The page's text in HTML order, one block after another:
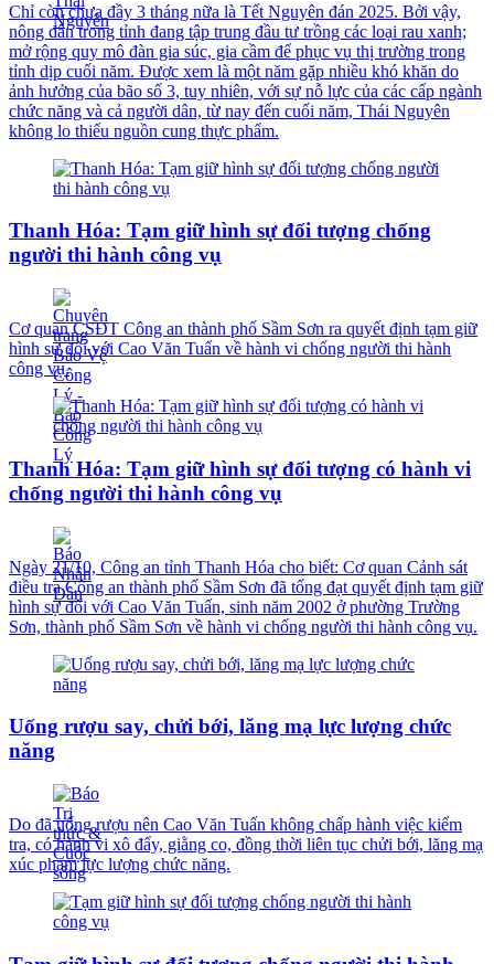
Chỉ còn chưa đầy 3 tháng nữa là Tết Nguyên đán 2025. Bởi vậy,
nông dân trong tỉnh đang tập trung đầu tư trồng các loại rau xanh;
mở rộng quy mô đàn gia súc, gia cầm để phục vụ thị trường trong
tỉnh dịp cuối năm. Được xem là một năm gặp nhiều khó khăn do
ảnh hưởng của bão số 3, tuy nhiên, với sự nỗ lực của các cấp ngành
chức năng và cả người dân, từ nay đến cuối năm, Thái Nguyên
không lo thiếu nguồn cung thực phẩm.
Thanh Hóa: Tạm giữ hình sự đối tượng chống
người thi hành công vụ
Cơ quan CSĐT Công an thành phố Sầm Sơn ra quyết định tạm giữ
hình sự đối với Cao Văn Tuấn về hành vi chống người thi hành
công vụ.
Thanh Hóa: Tạm giữ hình sự đối tượng có hành vi
chống người thi hành công vụ
Ngày 21/10, Công an tỉnh Thanh Hóa cho biết: Cơ quan Cảnh sát
điều tra Công an thành phố Sầm Sơn đã tống đạt quyết định tạm giữ
hình sự đối với Cao Văn Tuấn, sinh năm 2002 ở phường Trường
Sơn, thành phố Sầm Sơn về hành vi chống người thi hành công vụ.
Uống rượu say, chửi bới, lăng mạ lực lượng chức
năng
Do đã uống rượu nên Cao Văn Tuấn không chấp hành việc kiểm
tra, có hành vi xô đẩy, giằng co, đồng thời liên tục chửi bới, lăng mạ
xúc phạm lực lượng chức năng.